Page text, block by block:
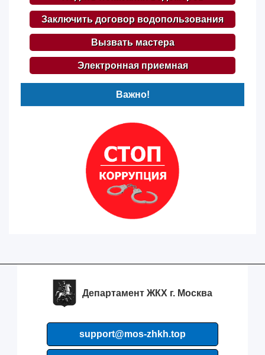
Заключить договор водопользования
Вызвать мастера
Электронная приемная
Важно!
Департамент ЖКХ г. Москва
support@mos-zhkh.top